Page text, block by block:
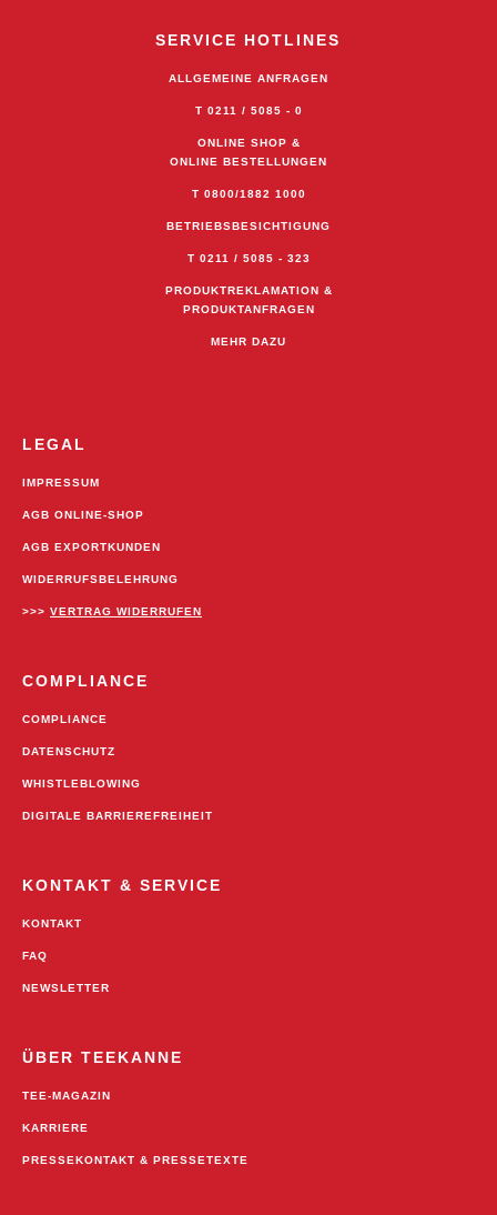
SERVICE HOTLINES
ALLGEMEINE ANFRAGEN
T 0211 / 5085 - 0
ONLINE SHOP &
ONLINE BESTELLUNGEN
T 0800/1882 1000
BETRIEBSBESICHTIGUNG
T 0211 / 5085 - 323
PRODUKTREKLAMATION &
PRODUKTANFRAGEN
MEHR DAZU
LEGAL
IMPRESSUM
AGB ONLINE-SHOP
AGB EXPORTKUNDEN
WIDERRUFSBELEHRUNG
>>> VERTRAG WIDERRUFEN
COMPLIANCE
COMPLIANCE
DATENSCHUTZ
WHISTLEBLOWING
DIGITALE BARRIEREFREIHEIT
KONTAKT & SERVICE
KONTAKT
FAQ
NEWSLETTER
ÜBER TEEKANNE
TEE-MAGAZIN
KARRIERE
PRESSEKONTAKT & PRESSETEXTE